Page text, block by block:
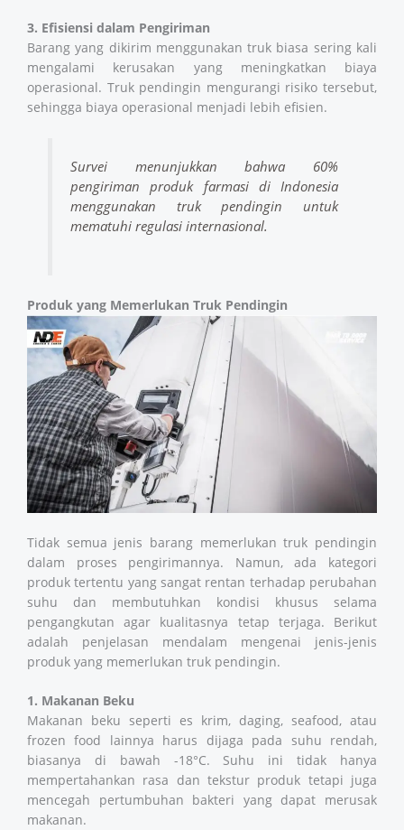
3. Efisiensi dalam Pengiriman
Barang yang dikirim menggunakan truk biasa sering kali
mengalami kerusakan yang meningkatkan biaya
operasional. Truk pendingin mengurangi risiko tersebut,
sehingga biaya operasional menjadi lebih efisien.
Survei menunjukkan bahwa 60%
pengiriman produk farmasi di Indonesia
menggunakan truk pendingin untuk
mematuhi regulasi internasional.
Produk yang Memerlukan Truk Pendingin
Tidak semua jenis barang memerlukan truk pendingin
dalam proses pengirimannya. Namun, ada kategori
produk tertentu yang sangat rentan terhadap perubahan
suhu dan membutuhkan kondisi khusus selama
pengangkutan agar kualitasnya tetap terjaga. Berikut
adalah penjelasan mendalam mengenai jenis-jenis
produk yang memerlukan truk pendingin.
1. Makanan Beku
Makanan beku seperti es krim, daging, seafood, atau
frozen food lainnya harus dijaga pada suhu rendah,
biasanya di bawah -18°C. Suhu ini tidak hanya
mempertahankan rasa dan tekstur produk tetapi juga
mencegah pertumbuhan bakteri yang dapat merusak
makanan.